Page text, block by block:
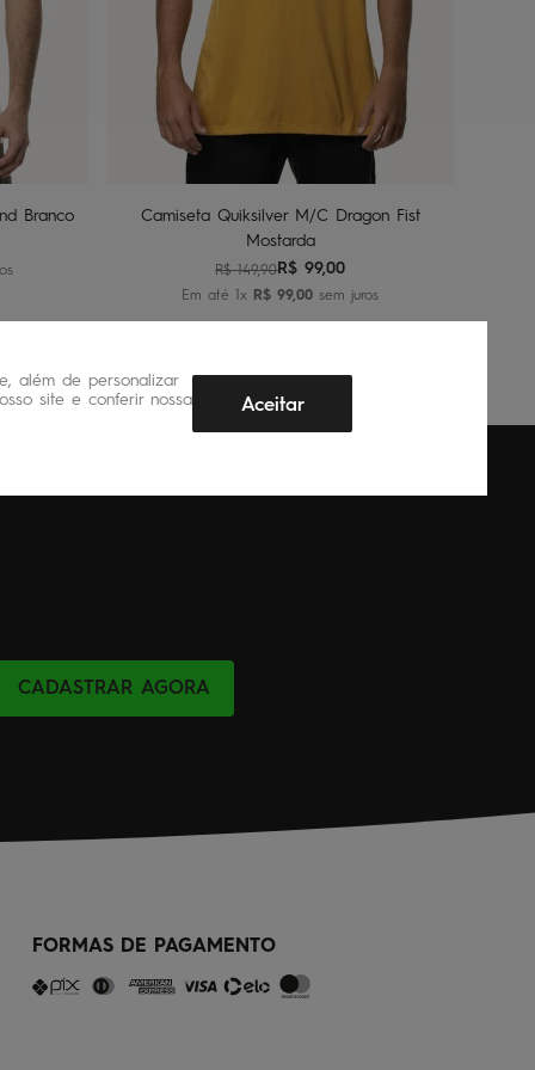
além de personalizar
site e conferir nossa
Aceitar
Branco
Adicionar ao carrinho
Camiseta Quiksilver M/C Dragon Fist
Mostarda
R$ 149,90R$ 99,00
Em até1x R$ 99,00 sem juros
CADASTRAR AGORA
FORMAS DE PAGAMENTO